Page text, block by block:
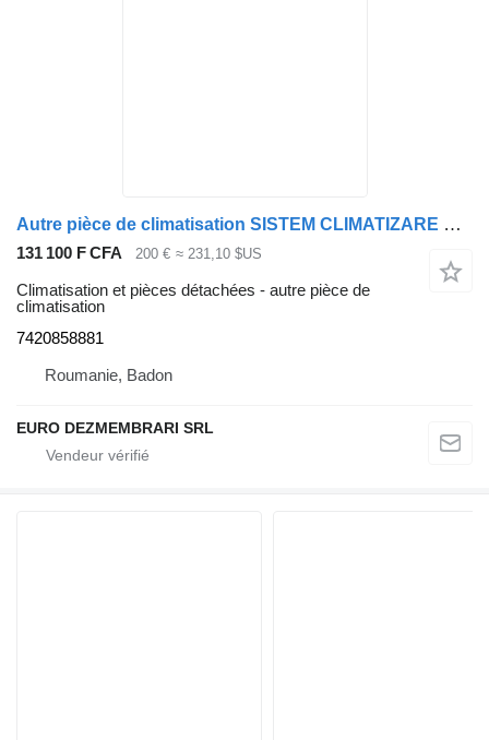
Autre pièce de climatisation SISTEM CLIMATIZARE SYSTÈME DE CLIMATISATION RENAULT PREMIUM 7420858881 pour tracteur routier Renault PREMIUM
131 100 F CFA 200 € ≈ 231,10 $US
Climatisation et pièces détachées - autre pièce de
climatisation
7420858881
Roumanie, Badon
EURO DEZMEMBRARI SRL